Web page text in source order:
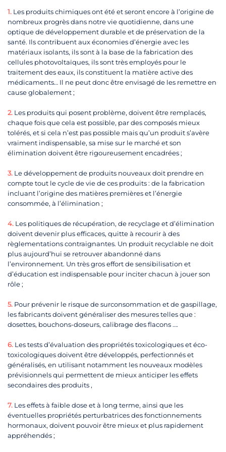
1. Les produits chimiques ont été et seront encore à l’origine de
nombreux progrès dans notre vie quotidienne, dans une
optique de développement durable et de préservation de la
santé. Ils contribuent aux économies d’énergie avec les
matériaux isolants, ils sont à la base de la fabrication des
cellules photovoltaïques, ils sont très employés pour le
traitement des eaux, ils constituent la matière active des
médicaments… Il ne peut donc être envisagé de les remettre en
cause globalement ;
2. Les produits qui posent problème, doivent être remplacés,
chaque fois que cela est possible, par des composés mieux
tolérés, et si cela n’est pas possible mais qu’un produit s’avère
vraiment indispensable, sa mise sur le marché et son
élimination doivent être rigoureusement encadrées ;
3. Le développement de produits nouveaux doit prendre en
compte tout le cycle de vie de ces produits : de la fabrication
incluant l’origine des matières premières et l’énergie
consommée, à l’élimination ;
4. Les politiques de récupération, de recyclage et d’élimination
doivent devenir plus efficaces, quitte à recourir à des
règlementations contraignantes. Un produit recyclable ne doit
plus aujourd’hui se retrouver abandonné dans
l’environnement. Un très gros effort de sensibilisation et
d’éducation est indispensable pour inciter chacun à jouer son
rôle ;
5. Pour prévenir le risque de surconsommation et de gaspillage,
les fabricants doivent généraliser des mesures telles que :
dosettes, bouchons-doseurs, calibrage des flacons ….
6. Les tests d’évaluation des propriétés toxicologiques et éco-
toxicologiques doivent être développés, perfectionnés et
généralisés, en utilisant notamment les nouveaux modèles
prévisionnels qui permettent de mieux anticiper les effets
secondaires des produits ,
7. Les effets à faible dose et à long terme, ainsi que les
éventuelles propriétés perturbatrices des fonctionnements
hormonaux, doivent pouvoir être mieux et plus rapidement
appréhendés ;